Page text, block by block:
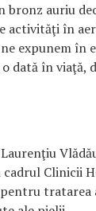
bronz auriu
activităţi în
expunem în
dată în viaţă,
Clinicii
tratarea